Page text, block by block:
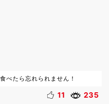
べたら忘れられません！
11 235